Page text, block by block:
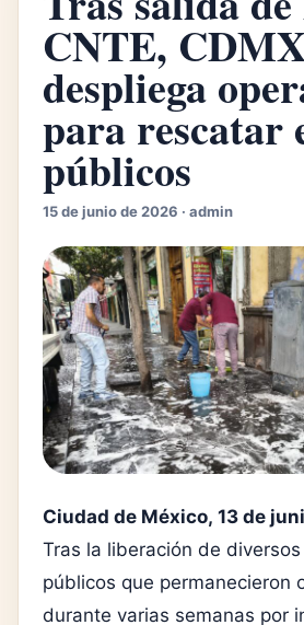
CNTE,
despliega
para rescatar
públicos
15 de junio de 2026 · admin
Ciudad de México, 13 de
Tras la liberación de
públicos que permanecieron
durante varias semanas por